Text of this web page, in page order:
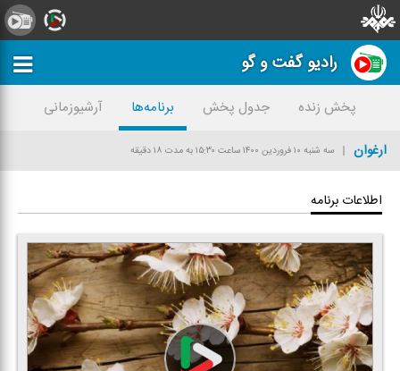
رادیو گفت و گو
پخش زنده جدول پخش برنامه‌ها
آرشیوزمانی
ارغوان
سه شنبه ۱۰ فروردین ۱۴۰۰ ساعت ۱۵:۳۰ به مدت ۱۸ دقیقه
اطلاعات برنامه